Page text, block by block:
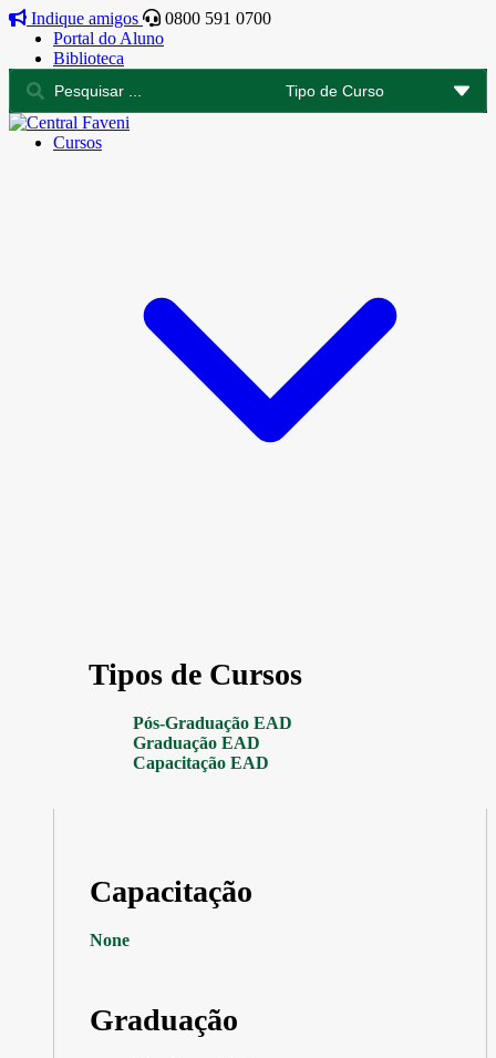
Indique amigos
0800 591 0700
Portal do Aluno
Biblioteca
Cursos
Tipos de Cursos
Pós-Graduação EAD
Graduação EAD
Capacitação EAD
Capacitação
None
Graduação